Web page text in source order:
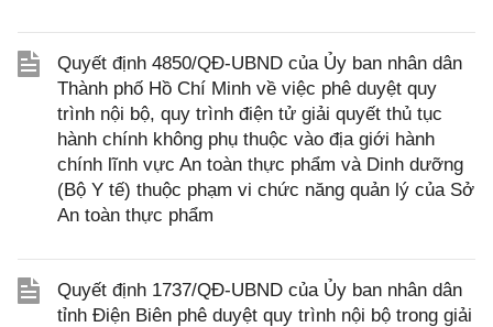
Quyết định 4850/QĐ-UBND của Ủy ban nhân dân
Thành phố Hồ Chí Minh về việc phê duyệt quy
trình nội bộ, quy trình điện tử giải quyết thủ tục
hành chính không phụ thuộc vào địa giới hành
chính lĩnh vực An toàn thực phẩm và Dinh dưỡng
(Bộ Y tế) thuộc phạm vi chức năng quản lý của Sở
An toàn thực phẩm
Quyết định 1737/QĐ-UBND của Ủy ban nhân dân
tỉnh Điện Biên phê duyệt quy trình nội bộ trong giải